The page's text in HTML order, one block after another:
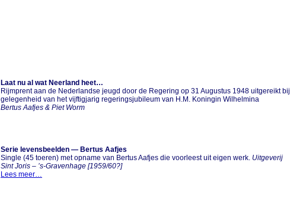
Laat nu al wat Neerland heet…
Rijmprent aan de Nederlandse jeugd door de Regering op 31 Augustus 1948 uitgereikt bij
gelegenheid van het vijftigjarig regeringsjubileum van H.M. Koningin Wilhelmina
Bertus Aafjes & Piet Worm
Serie levensbeelden — Bertus Aafjes
Single (45 toeren) met opname van Bertus Aafjes die voorleest uit eigen werk. Uitgeverij
Sint Joris – ’s-Gravenhage [1959/60?]
Lees meer…